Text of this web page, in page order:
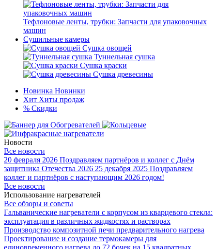
Тефлоновые ленты, трубки: Запчасти для упаковочных
машин
Сушильные камеры
Сушка овощей
Туннельная сушка
Сушка краски
Сушка древесины
Новинка Новинки
Хит Хиты продаж
% Скидки
Новости
Все новости
20 февраля 2026 Поздравляем партнёров и коллег с Днём
защитника Отечества 2026 25 декабря 2025 Поздравляем
коллег и партнёров с наступающим 2026 годом!
Все новости
Использование нагревателей
Все обзоры и советы
Гальванические нагреватели с корпусом из кварцевого стекла:
эксплуатация в различных жидкостях и растворах
Производство композитной печи предварительного нагрева
Проектирование и создание термокамеры для
единовременного нагрева до 72 бочек на 15 квадратных